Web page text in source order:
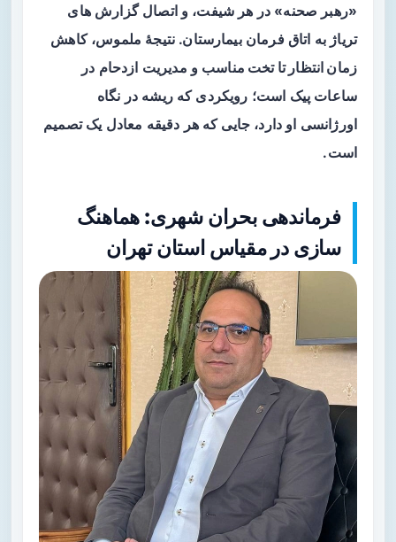
«رهبر صحنه» در هر شیفت، و اتصال گزارش های
تریاژ به اتاق فرمان بیمارستان. نتیجهٔ ملموس،کاهش
زمان انتظار تا تخت مناسب و مدیریت ازدحام در
ساعات پیک است؛ رویکردی که ریشه در نگاه
اورژانسی او دارد، جایی که هر دقیقه معادل یک تصمیم
است.
فرماندهی بحران شهری: هماهنگ
سازی در مقیاس استان تهران